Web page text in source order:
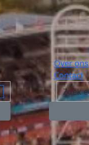
Over ons
Contact